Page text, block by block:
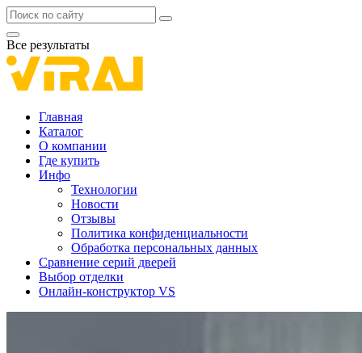
Все результаты
Главная
Каталог
О компании
Где купить
Инфо
Технологии
Новости
Отзывы
Политика конфиденциальности
Обработка персональных данных
Сравнение серий дверей
Выбор отделки
Онлайн-конструктор VS